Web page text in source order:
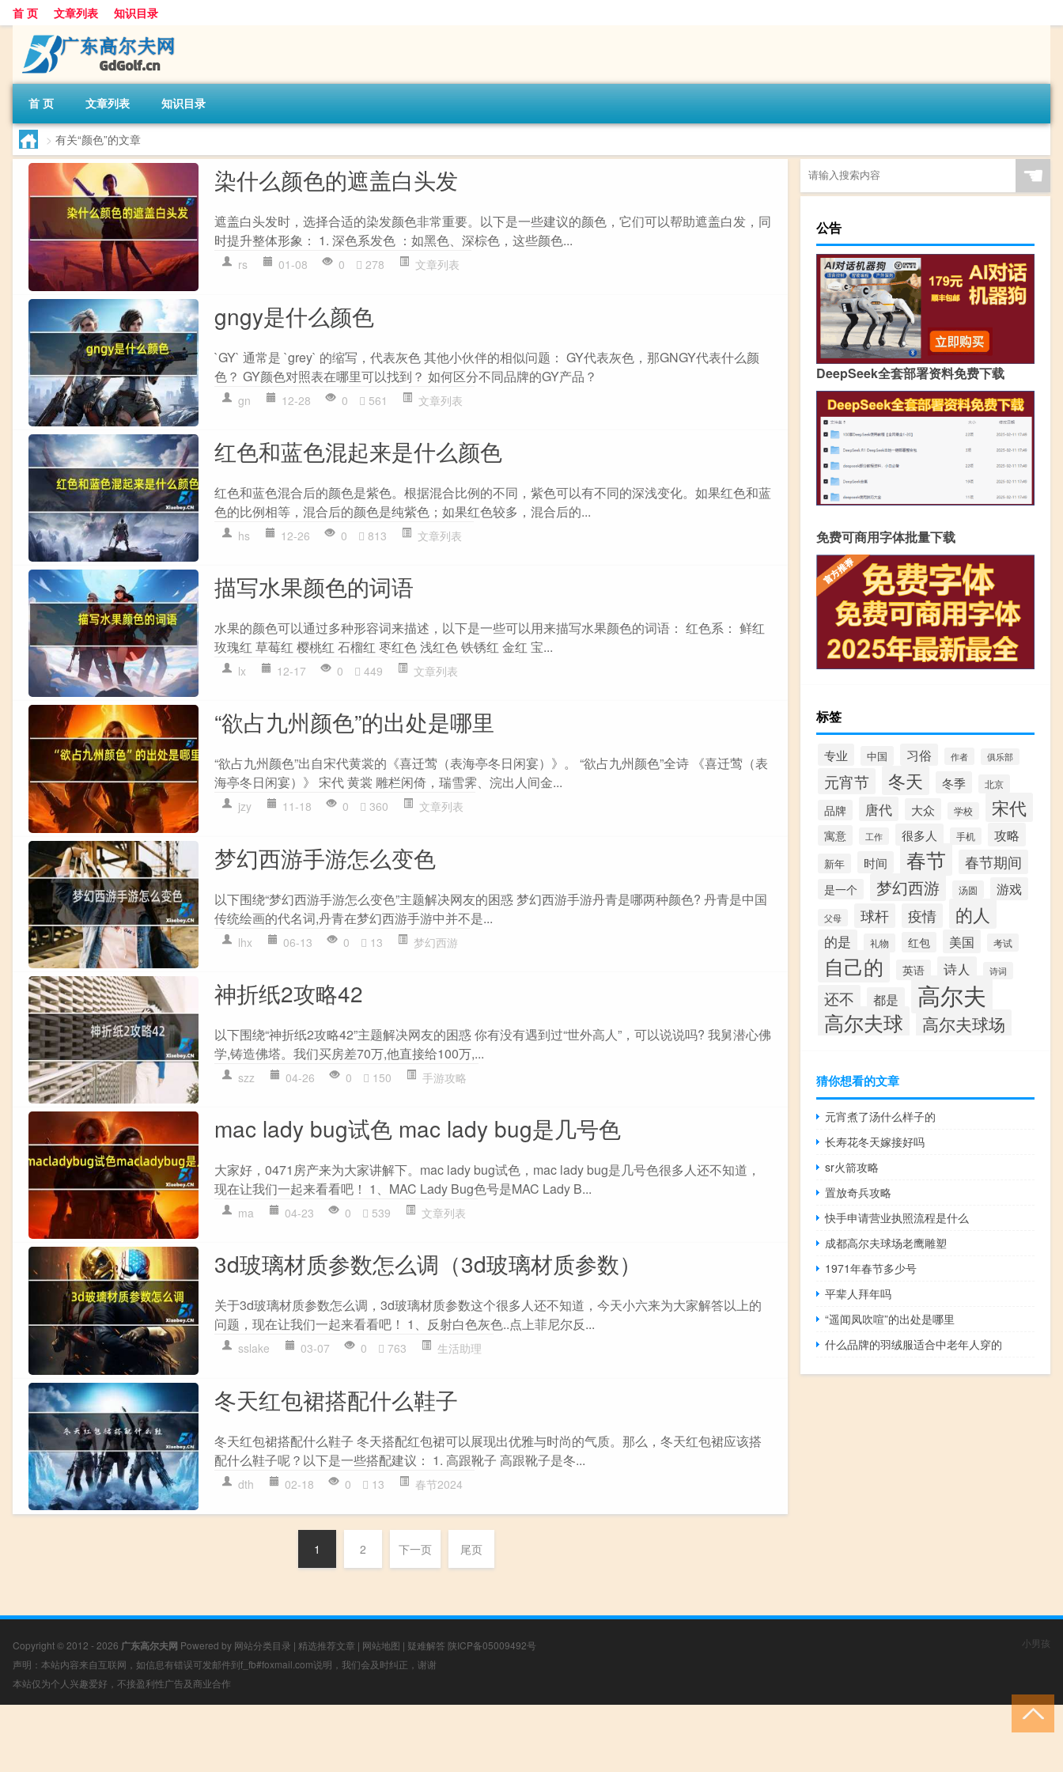
首 页 文章列表 知识目录
首 页 文章列表 知识目录
> 有关“颜色”的文章
染什么颜色的遮盖白头发
遮盖白头发时，选择合适的染发颜色非常重要。以下是一些建议的颜色，它们可以帮助遮盖白发，同
时提升整体形象： 1. 深色系发色 ：如黑色、深棕色，这些颜色...
rs 01-08 0 278 文章列表
gngy是什么颜色
`GY` 通常是 `grey` 的缩写，代表灰色 其他小伙伴的相似问题： GY代表灰色，那GNGY代表什么颜
色？ GY颜色对照表在哪里可以找到？ 如何区分不同品牌的GY产品？
gn 12-28 0 561 文章列表
红色和蓝色混起来是什么颜色
红色和蓝色混合后的颜色是紫色。根据混合比例的不同，紫色可以有不同的深浅变化。如果红色和蓝
色的比例相等，混合后的颜色是纯紫色；如果红色较多，混合后的...
hs 12-26 0 813 文章列表
描写水果颜色的词语
水果的颜色可以通过多种形容词来描述，以下是一些可以用来描写水果颜色的词语： 红色系： 鲜红
玫瑰红 草莓红 樱桃红 石榴红 枣红色 浅红色 铁锈红 金红 宝...
lx 12-17 0 449 文章列表
“欲占九州颜色”的出处是哪里
“欲占九州颜色”出自宋代黄裳的《喜迁莺（表海亭冬日闲宴）》。 “欲占九州颜色”全诗 《喜迁莺（表
海亭冬日闲宴）》 宋代 黄裳 雕栏闲倚，瑞雪霁、浣出人间金...
jzy 11-18 0 360 文章列表
梦幻西游手游怎么变色
以下围绕“梦幻西游手游怎么变色”主题解决网友的困惑 梦幻西游手游丹青是哪两种颜色? 丹青是中国
传统绘画的代名词,丹青在梦幻西游手游中并不是...
lhx 06-13 0 13 梦幻西游
神折纸2攻略42
以下围绕“神折纸2攻略42”主题解决网友的困惑 你有没有遇到过“世外高人”，可以说说吗? 我舅潜心佛
学,铸造佛塔。我们买房差70万,他直接给100万,...
szz 04-26 0 150 手游攻略
mac lady bug试色 mac lady bug是几号色
大家好，0471房产来为大家讲解下。mac lady bug试色，mac lady bug是几号色很多人还不知道，
现在让我们一起来看看吧！ 1、MAC Lady Bug色号是MAC Lady B...
ma 04-23 0 539 文章列表
3d玻璃材质参数怎么调（3d玻璃材质参数）
关于3d玻璃材质参数怎么调，3d玻璃材质参数这个很多人还不知道，今天小六来为大家解答以上的
问题，现在让我们一起来看看吧！ 1、反射白色灰色..点上菲尼尔反...
sslake 03-07 0 763 生活助理
冬天红包裙搭配什么鞋子
冬天红包裙搭配什么鞋子 冬天搭配红包裙可以展现出优雅与时尚的气质。那么，冬天红包裙应该搭
配什么鞋子呢？以下是一些搭配建议： 1. 高跟靴子 高跟靴子是冬...
dth 02-18 0 13 春节2024
1 2 下一页 尾页
☚
公告
DeepSeek全套部署资料免费下载
免费可商用字体批量下载
标签
专业 中国 习俗 作者 俱乐部
元宵节 冬天 冬季 北京
品牌 唐代 大众 学校 宋代
寓意 工作 很多人 手机 攻略
新年 时间 春节 春节期间
是一个 梦幻西游 汤圆 游戏
父母 球杆 疫情 的人
的是 礼物 红包 美国 考试
自己的 英语 诗人 诗词
还不 都是 高尔夫
高尔夫球 高尔夫球场
猜你想看的文章
元宵煮了汤什么样子的
长寿花冬天嫁接好吗
sr火箭攻略
置放奇兵攻略
快手申请营业执照流程是什么
成都高尔夫球场老鹰雕塑
1971年春节多少号
平辈人拜年吗
“遥闻凤吹喧”的出处是哪里
什么品牌的羽绒服适合中老年人穿的
Copyright © 2012 - 2026 广东高尔夫网 Powered by 网站分类目录 | 精选推荐文章 | 网站地图 | 疑难解答 陕ICP备05009492号
声明：本站内容来自互联网，如信息有错误可发邮件到f_fb#foxmail.com说明，我们会及时纠正，谢谢
本站仅为个人兴趣爱好，不接盈利性广告及商业合作
小男孩